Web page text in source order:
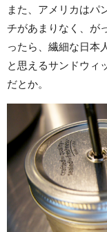
また、アメリカはパ
チがあまりなく、が
ったら、繊細な日本
と思えるサンドウィ
だとか。